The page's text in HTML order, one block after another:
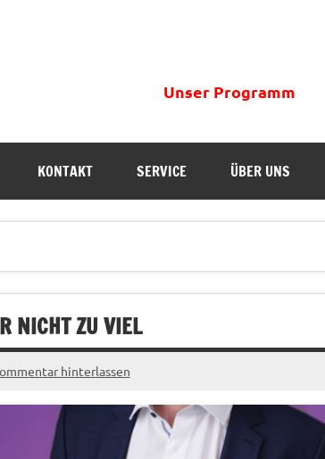
Unser Programm
KONTAKT SERVICE ÜBER UNS
NICHT ZU VIEL
hinterlassen